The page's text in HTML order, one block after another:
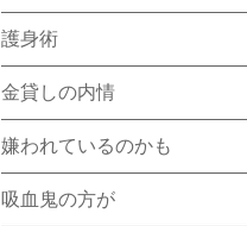
護身術
金貸しの内情
嫌われているのかも
吸血鬼の方が